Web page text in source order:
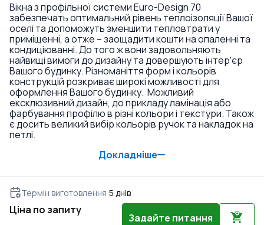
Вікна з профільної системи Euro-Design 70
забезпечать оптимальний рівень теплоізоляції Вашої
оселі та допоможуть зменшити тепловтрати у
приміщенні, а отже – заощадити кошти на опаленні та
кондиціюванні. До того ж вони задовольняють
найвищі вимоги до дизайну та довершують інтер'єр
Вашого будинку. Різноманіття форм і кольорів
конструкцій розкриває широкі можливості для
оформлення Вашого будинку. Можливий
ексклюзивний дизайн, до прикладу ламінація або
фарбування профілю в різні кольори і текстури. Також
є досить великий вибір кольорів ручок та накладок на
петлі.
Докладніше
Термін виготовлення:5 днів
Ціна по запиту
Задайте питання